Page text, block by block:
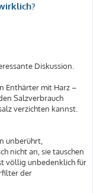
Diskussion.
Enthärter mit Harz –
Salzverbrauch
verzichten kannst.
unberührt,
nicht an, sie tauschen
völlig unbedenklich für
der